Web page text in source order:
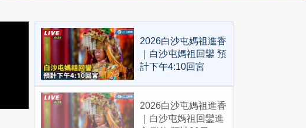
2026白沙屯媽祖進香
｜白沙屯媽祖回鑾 預
計下午4:10回宮
2026白沙屯媽祖進香
｜白沙屯媽祖回鑾進